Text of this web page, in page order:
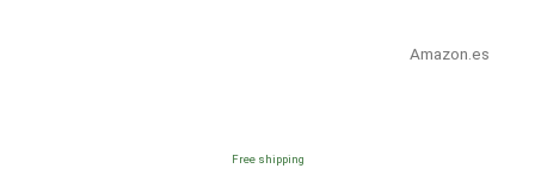
Amazon.es
Free shipping